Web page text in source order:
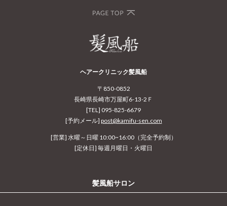
ヘアークリニック髪風船
〒850-0852
長崎県長崎市万屋町6-13-2Ｆ
[TEL] 095-825-6679
[予約メール] post@kamifu-sen.com
[営業] 水曜～日曜 10:00~16:00（完全予約制）
[定休日] 毎週月曜日・火曜日
髪風船サロン